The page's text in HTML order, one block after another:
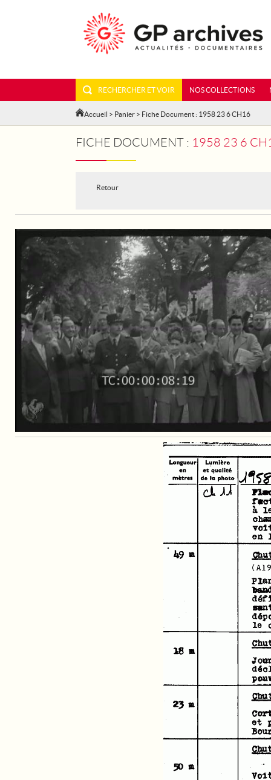
RECHERCHER ET VOIR NOS COLLECTIONS
Accueil > Panier > Fiche Document : 1958 23 6 CH16
FICHE DOCUMENT : 1958 23 6
Retour